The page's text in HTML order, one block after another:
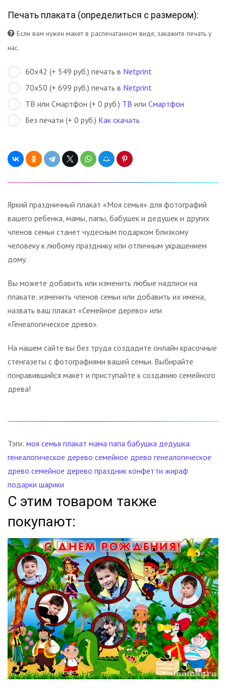
Печать плаката (определиться с размером):
Если вам нужен макет в распечатанном виде, закажите печать у
нас.
60х42 (+ 549 руб.) печать в Netprint
70х50 (+ 699 руб.) печать в Netprint
ТВ или Смартфон (+ 0 руб.) ТВ или Смартфон
Без печати (+ 0 руб.) Как скачать
Яркий праздничный плакат «Моя семья» для фотографий
вашего ребенка, мамы, папы, бабушек и дедушек и других
членов семьи станет чудесным подарком близкому
человеку к любому празднику или отличным украшением
дому.
Вы можете добавить или изменить любые надписи на
плакате: изменить членов семьи или добавить их имена,
назвать ваш плакат «Семейное дерево» или
«Генеалогическое древо».
На нашем сайте вы без труда создадите онлайн красочные
стенгазеты с фотографиями вашей семьи. Выбирайте
понравившийся макет и приступайте к созданию семейного
древа!
Тэги: моя семья плакат мама папа бабушка дедушка
генеалогическое дерево семейное древо генеалогическое
древо семейное дерево праздник конфетти жираф
подарки шарики
С этим товаром также
покупают: